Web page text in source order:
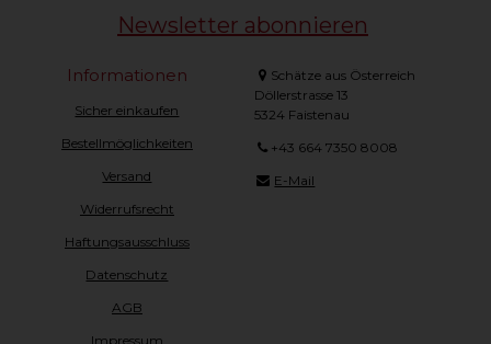
Newsletter abonnieren
Informationen
Sicher einkaufen
Bestellmöglichkeiten
Versand
Widerrufsrecht
Haftungsausschluss
Datenschutz
AGB
Impressum
Schätze aus Österreich
Döllerstrasse 13
5324 Faistenau
+43 664 7350 8008
E-Mail